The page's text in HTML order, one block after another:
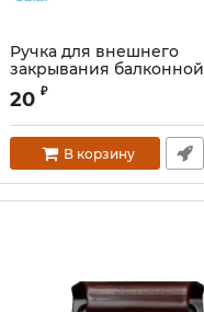
Ручка для внешнего
закрывания балконной
двери белая
20 ₽
В корзину